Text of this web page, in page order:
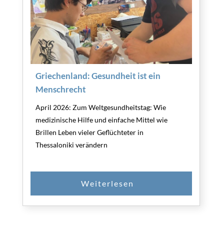
Griechenland: Gesundheit ist ein
Menschrecht
April 2026: Zum Weltgesundheitstag: Wie
medizinische Hilfe und einfache Mittel wie
Brillen Leben vieler Geflüchteter in
Thessaloniki verändern